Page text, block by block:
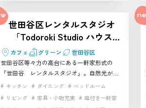
性が特徴。特に夕景は写真・動画どちらにも
映え、屋外表現に強い 品川の撮影スタジオ を
探している方に最適です。BBQ設備も充実し
ており、大人数での利用にも強い点が魅力。
アクセスの良さと使い勝手の良さを兼ね備え
た、品川エリアで自信を持って おすすめ でき
る屋上スタジオです。公園・屋外のハウスス
タジオ・レンタルスタジオです
世田谷区レンタルスタジオ
「Todoroki Studio ハウス
（等々力）」
カフェ グリーン
世田谷区
世田谷区等々力の高台にある一軒家形式の
「世田谷 レンタルスタジオ」。自然光が差
し込む白壁と木目のシンプルな空間に、芝生
キッチン ダイニング
ベッドルーム
リビング
家具・小物充実
庭付き一軒家